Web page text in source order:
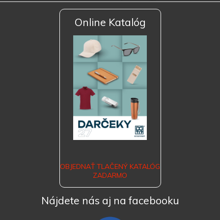
Online Katalóg
OBJEDNAŤ TLAČENÝ KATALÓG
ZADARMO
Nájdete nás aj na facebooku